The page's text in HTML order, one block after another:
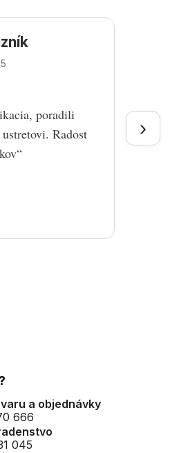
poradili
Radost
›
a objednávky
666
045